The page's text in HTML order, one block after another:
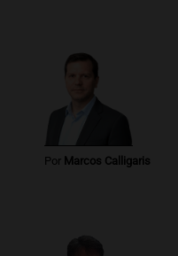
Por Marcos Calligaris